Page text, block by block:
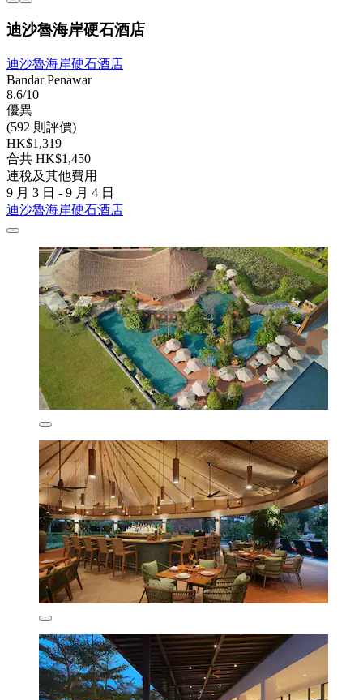
迪沙魯海岸硬石酒店
迪沙魯海岸硬石酒店
Bandar Penawar
8.6/10
優異
(592 則評價)
HK$1,319
合共 HK$1,450
連稅及其他費用
9 月 3 日 - 9 月 4 日
迪沙魯海岸硬石酒店